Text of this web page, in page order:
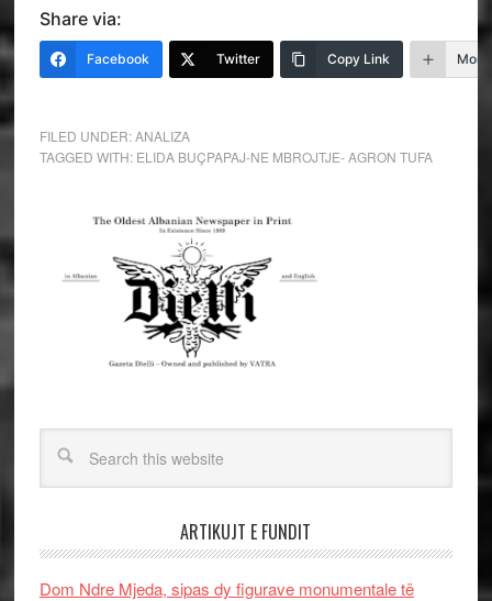
Share via:
Facebook Twitter Copy Link More
FILED UNDER:ANALIZA
TAGGED WITH: ELIDA BUÇPAPAJ-NE MBROJTJE- AGRON TUFA
ARTIKUJT E FUNDIT
Dom Ndre Mjeda, sipas dy figurave monumentale të